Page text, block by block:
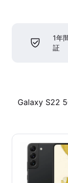
1年
証
Galaxy S22